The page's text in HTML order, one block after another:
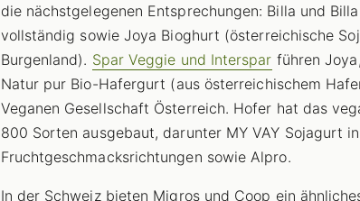
die nächstgelegenen Entsprechungen: Billa und
vollständig sowie Joya Bioghurt (österreichische
Burgenland). Spar Veggie und Interspar führen
Natur pur Bio-Hafergurt (aus österreichischem
Veganen Gesellschaft Österreich. Hofer hat das
800 Sorten ausgebaut, darunter MY VAY Sojagurt
Fruchtgeschmacksrichtungen sowie Alpro.
In der Schweiz bieten Migros und Coop ein